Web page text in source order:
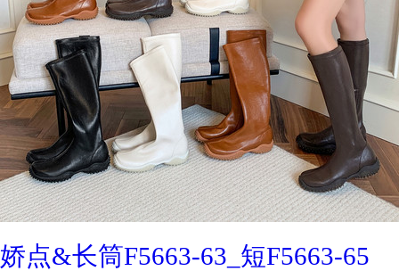
娇点&长筒F5663-63_短F5663-65